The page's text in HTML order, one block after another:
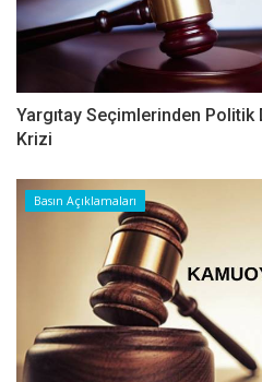
Yargıtay Seçimlerinden Politik
Krizi
Basın Açıklamaları